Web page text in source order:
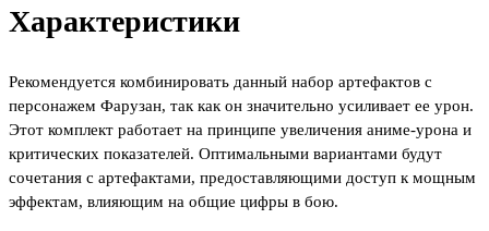
Характеристики
Рекомендуется комбинировать данный набор артефактов с
персонажем Фарузан, так как он значительно усиливает ее урон.
Этот комплект работает на принципе увеличения аниме-урона и
критических показателей. Оптимальными вариантами будут
сочетания с артефактами, предоставляющими доступ к мощным
эффектам, влияющим на общие цифры в бою.